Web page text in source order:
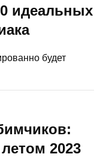
идеальных
будет
2023